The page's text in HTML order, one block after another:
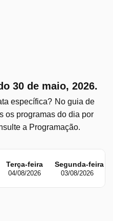
30 de maio, 2026.
específica? No guia de
os programas do dia por
a Programação.
Terça-feira
04/08/2026
Segunda-feira
03/08/2026